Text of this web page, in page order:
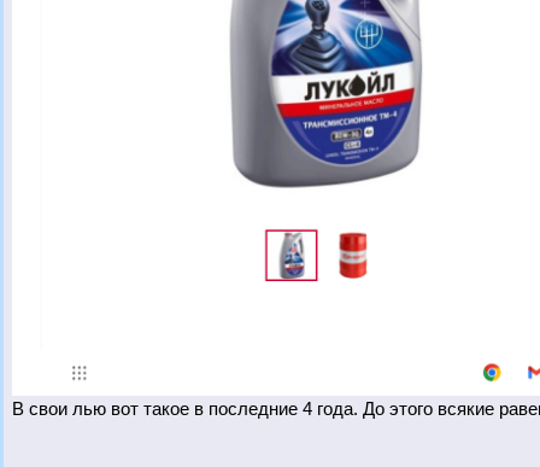
В свои лью вот такое в последние 4 года. До этого всякие